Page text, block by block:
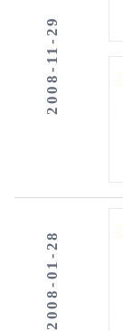
2008-11-29
2008-01-28